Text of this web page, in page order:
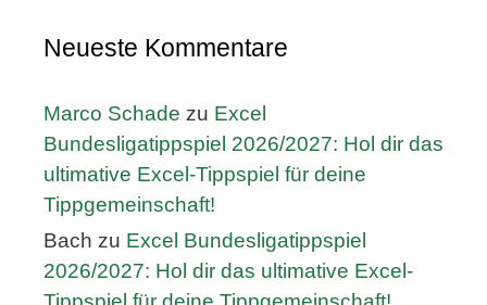
Neueste Kommentare
Marco Schade zu Excel
Bundesligatippspiel 2026/2027: Hol dir das
ultimative Excel-Tippspiel für deine
Tippgemeinschaft!
Bach zu Excel Bundesligatippspiel
2026/2027: Hol dir das ultimative Excel-